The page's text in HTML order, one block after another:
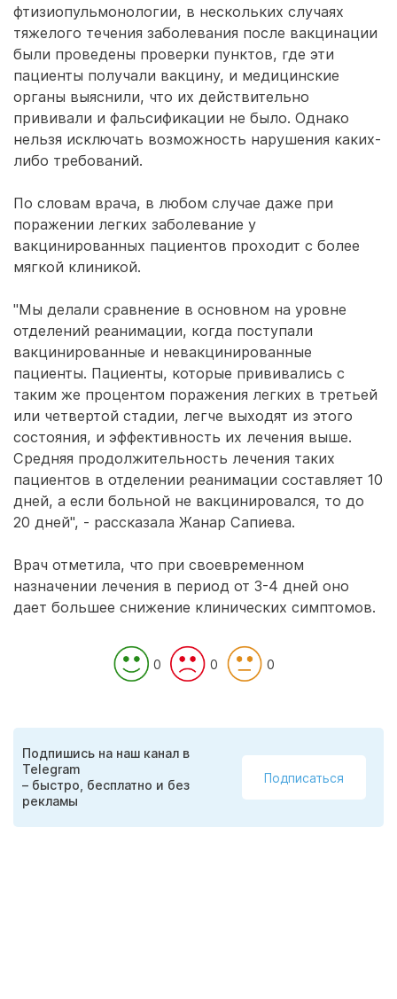
фтизиопульмонологии, в нескольких случаях
тяжелого течения заболевания после вакцинации
были проведены проверки пунктов, где эти
пациенты получали вакцину, и медицинские
органы выяснили, что их действительно
прививали и фальсификации не было. Однако
нельзя исключать возможность нарушения каких-
либо требований.
По словам врача, в любом случае даже при
поражении легких заболевание у
вакцинированных пациентов проходит с более
мягкой клиникой.
"Мы делали сравнение в основном на уровне
отделений реанимации, когда поступали
вакцинированные и невакцинированные
пациенты. Пациенты, которые прививались с
таким же процентом поражения легких в третьей
или четвертой стадии, легче выходят из этого
состояния, и эффективность их лечения выше.
Средняя продолжительность лечения таких
пациентов в отделении реанимации составляет 10
дней, а если больной не вакцинировался, то до
20 дней", - рассказала Жанар Сапиева.
Врач отметила, что при своевременном
назначении лечения в период от 3-4 дней оно
дает большее снижение клинических симптомов.
0 0 0
Подпишись на наш канал в
Telegram
– быстро, бесплатно и без
рекламы
Подписаться